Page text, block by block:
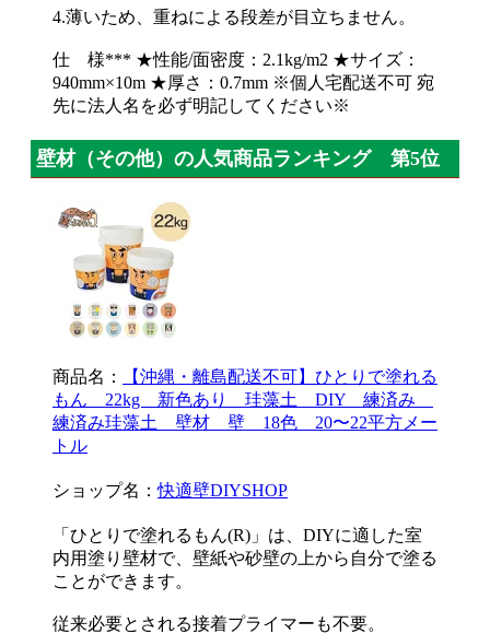
4.薄いため、重ねによる段差が目立ちません。
仕 様*** ★性能/面密度：2.1kg/m2 ★サイズ：
940mm×10m ★厚さ：0.7mm ※個人宅配送不可 宛
先に法人名を必ず明記してください※
壁材（その他）の人気商品ランキング 第5位
商品名：
【沖縄・離島配送不可】ひとりで塗れる
もん 22kg 新色あり 珪藻土 DIY 練済み
練済み珪藻土 壁材 壁 18色 20〜22平方メー
トル
ショップ名：快適壁DIYSHOP
「ひとりで塗れるもん(R)」は、DIYに適した室
内用塗り壁材で、壁紙や砂壁の上から自分で塗る
ことができます。
従来必要とされる接着プライマーも不要。